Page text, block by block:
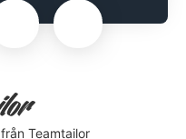
från Teamtailor